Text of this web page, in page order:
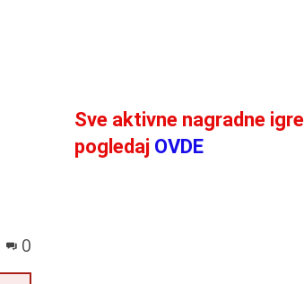
0
Sve aktivne nagradne igre
pogledaj OVDE